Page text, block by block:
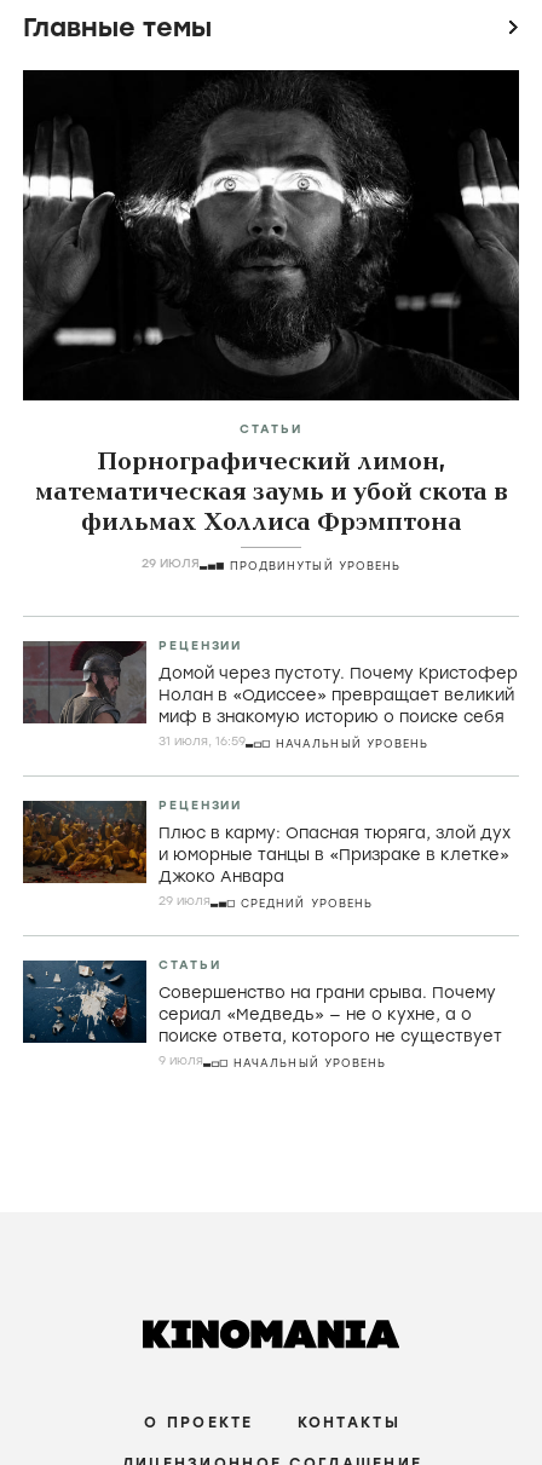
Главные темы icon
СТАТЬИ
Порнографический лимон,
математическая заумь и убой скота в
фильмах Холлиса Фрэмптона
29 ИЮЛЯ ПРОДВИНУТЫЙ УРОВЕНЬ
РЕЦЕНЗИИ
Домой через пустоту. Почему Кристофер
Нолан в «Одиссее» превращает великий
миф в знакомую историю о поиске себя
31 июля, 16:59 НАЧАЛЬНЫЙ УРОВЕНЬ
РЕЦЕНЗИИ
Плюс в карму: Опасная тюряга, злой дух
и юморные танцы в «Призраке в клетке»
Джоко Анвара
29 июля СРЕДНИЙ УРОВЕНЬ
СТАТЬИ
Совершенство на грани срыва. Почему
сериал «Медведь» — не о кухне, а о
поиске ответа, которого не существует
9 июля НАЧАЛЬНЫЙ УРОВЕНЬ
О ПРОЕКТЕ КОНТАКТЫ